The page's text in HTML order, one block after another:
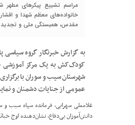
مراسم تشییع پیکرهای مطهر
خانواده‌های معظم شهدا و
مقدس، همبستگی ملی و تجدید
به گزارش خبرنگار گروه سیاسی
کودک‌کش به یک مرکز آموزشی
شهرستان سیب و سوران با
عمومی از جنایات دشمنان و
غلامعلی سهرابی، فرمانده سپاه سیب و
دانش‌آموزان بی‌دفاع، نشان‌دهنده اوج